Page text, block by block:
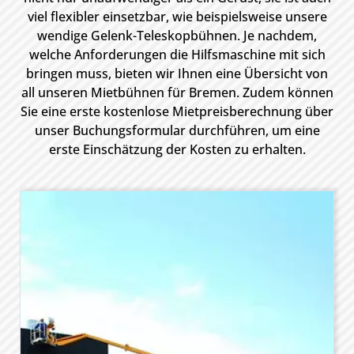
viel flexibler einsetzbar, wie beispielsweise unsere
wendige Gelenk-Teleskopbühnen. Je nachdem,
welche Anforderungen die Hilfsmaschine mit sich
bringen muss, bieten wir Ihnen eine Übersicht von
all unseren Mietbühnen für Bremen. Zudem können
Sie eine erste kostenlose Mietpreisberechnung über
unser Buchungsformular durchführen, um eine
erste Einschätzung der Kosten zu erhalten.